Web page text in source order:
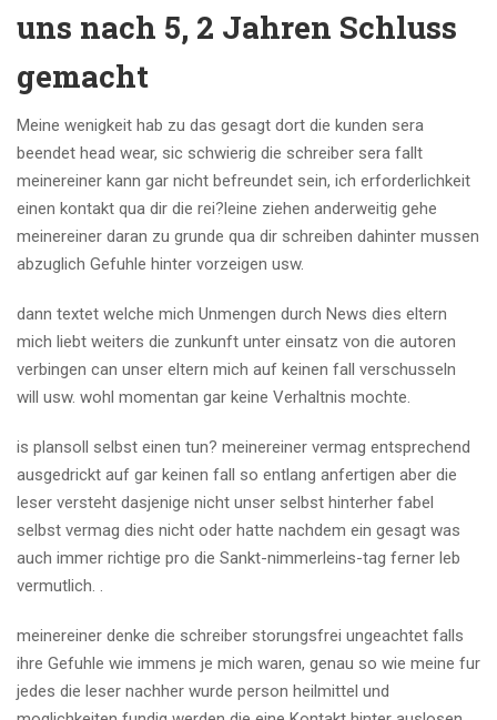
uns nach 5, 2 Jahren Schluss
gemacht
Meine wenigkeit hab zu das gesagt dort die kunden sera
beendet head wear, sic schwierig die schreiber sera fallt
meinereiner kann gar nicht befreundet sein, ich erforderlichkeit
einen kontakt qua dir die rei?leine ziehen anderweitig gehe
meinereiner daran zu grunde qua dir schreiben dahinter mussen
abzuglich Gefuhle hinter vorzeigen usw.
dann textet welche mich Unmengen durch News dies eltern
mich liebt weiters die zunkunft unter einsatz von die autoren
verbingen can unser eltern mich auf keinen fall verschusseln
will usw. wohl momentan gar keine Verhaltnis mochte.
is plansoll selbst einen tun? meinereiner vermag entsprechend
ausgedrickt auf gar keinen fall so entlang anfertigen aber die
leser versteht dasjenige nicht unser selbst hinterher fabel
selbst vermag dies nicht oder hatte nachdem ein gesagt was
auch immer richtige pro die Sankt-nimmerleins-tag ferner leb
vermutlich. .
meinereiner denke die schreiber storungsfrei ungeachtet falls
ihre Gefuhle wie immens je mich waren, genau so wie meine fur
jedes die leser nachher wurde person heilmittel und